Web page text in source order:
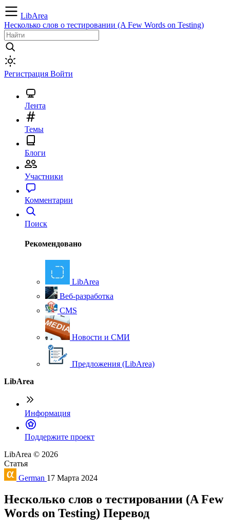
LibArea
Несколько слов о тестировании (A Few Words on Testing)
Регистрация Войти
Лента
Темы
Блоги
Участники
Комментарии
Поиск
Рекомендовано
LibArea
Веб-разработка
CMS
Новости и СМИ
Предложения (LibArea)
LibArea
Информация
Поддержите проект
LibArea © 2026
Статья
German 17 Марта 2024
Несколько слов о тестировании (A Few
Words on Testing) Перевод